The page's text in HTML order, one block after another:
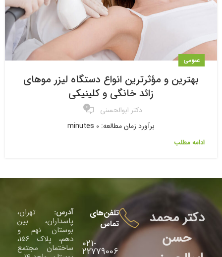
عمومی
بهترین و مؤثرترین انواع دستگاه لیزر موهای
زائد خانگی و کلینیکی
دکتر ابوالحسنی ۰
برآورد زمان مطالعه: 0 minutes
ادامه مطلب
دکتر محمد
حسن
تلفن‌های
تماس
021-
22779006
آدرس: تهران،
پاسداران، بین
بوستان نهم و
دهم، پلاک 156،
ساختمان مجتمع